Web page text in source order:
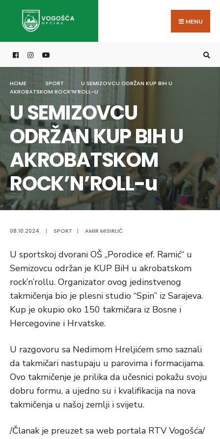
MENU
HOME SPORT
U SEMIZOVCU ODRŽAN KUP BIH U
AKROBATSKOM ROCK’N’ROLL-U
U SEMIZOVCU
ODRŽAN KUP BIH U
AKROBATSKOM
ROCK’N’ROLL-u
08.10.2024. | SPORT | AMIR MISIRLIĆ
U sportskoj dvorani OŠ „Porodice ef. Ramić“ u
Semizovcu održan je KUP BiH u akrobatskom
rock’n’rollu. Organizator ovog jedinstvenog
takmičenja bio je plesni studio “Spin” iz Sarajeva.
Kup je okupio oko 150 takmičara iz Bosne i
Hercegovine i Hrvatske.
U razgovoru sa Nedimom Hreljićem smo saznali
da takmičari nastupaju u parovima i formacijama.
Ovo takmičenje je prilika da učesnici pokažu svoju
dobru formu, a ujedno su i kvalifikacija na nova
takmičenja u našoj zemlji i svijetu.
/Članak je preuzet sa web portala RTV Vogošća/
for: